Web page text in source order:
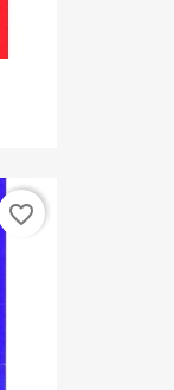
favorite_border